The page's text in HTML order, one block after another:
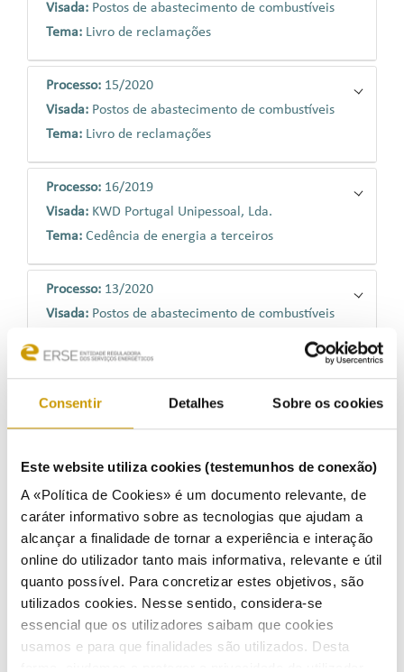
Consentir Detalhes Sobre os cookies
Este website utiliza cookies (testemunhos de conexão)
A «Política de Cookies» é um documento relevante, de
caráter informativo sobre as tecnologias que ajudam a
alcançar a finalidade de tornar a experiência e interação
online do utilizador tanto mais informativa, relevante e útil
quanto possível. Para concretizar estes objetivos, são
utilizados cookies. Nesse sentido, considera-se
essencial que os utilizadores saibam que cookies
usamos e para que finalidades são utilizados. Desta
Visada: Postos de abastecimento de combustíveis
Tema: Livro de reclamações
Processo: 15/2020
Visada: Postos de abastecimento de combustíveis
Tema: Livro de reclamações
Processo: 16/2019
Visada: KWD Portugal Unipessoal, Lda.
Tema: Cedência de energia a terceiros
Processo: 13/2020
Visada: Postos de abastecimento de combustíveis
Processo:20/2018 (e 9/2019)
Visada:Iberdrola Clientes Portugal, Unipessoal, Lda.
Tema:Mudança de comercializador no fornecimento
de energia elétrica; Interrupção indevida de
fornecimento de eletricidade.
Processo:5/2017
Visada:Gold Energy – Comercializadora de Energia,